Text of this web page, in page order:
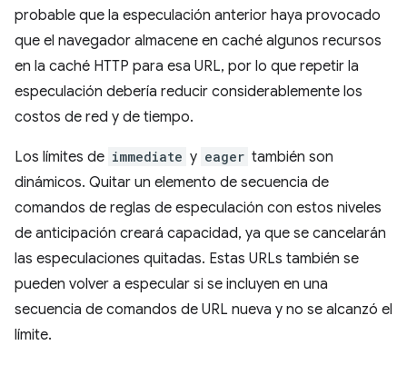
probable que la especulación anterior haya provocado
que el navegador almacene en caché algunos recursos
en la caché HTTP para esa URL, por lo que repetir la
especulación debería reducir considerablemente los
costos de red y de tiempo.
Los límites de immediate y eager también son
dinámicos. Quitar un elemento de secuencia de
comandos de reglas de especulación con estos niveles
de anticipación creará capacidad, ya que se cancelarán
las especulaciones quitadas. Estas URLs también se
pueden volver a especular si se incluyen en una
secuencia de comandos de URL nueva y no se alcanzó el
límite.